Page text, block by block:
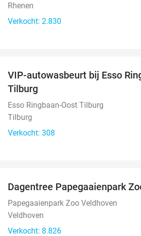
Rhenen
Verkocht: 2.830
VIP-autowasbeurt bij Esso
Tilburg
Esso Ringbaan-Oost Tilburg
Tilburg
Verkocht: 308
Dagentree Papegaaienpark
Papegaaienpark Zoo Veldhoven
Veldhoven
Verkocht: 8.826